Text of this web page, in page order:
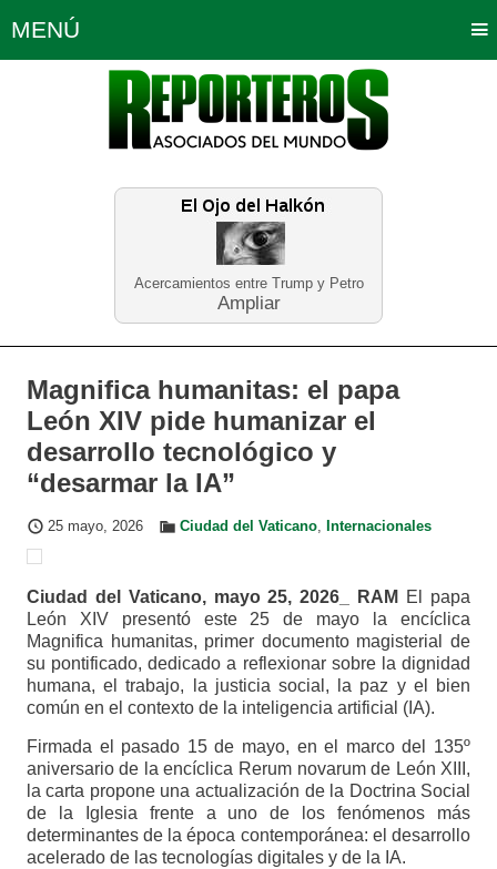
Acercamientos entre Trump y Petro
Ampliar
MENÚ
Política Opinión Bogotá
Planeta Tierra Deportes
Educación Neira
Magnifica humanitas: el papa
León XIV pide humanizar el
desarrollo tecnológico y
“desarmar la IA”
25 mayo, 2026 Ciudad del Vaticano, Internacionales
Ciudad del Vaticano, mayo 25, 2026_ RAM
El papa
León XIV presentó este 25 de mayo la encíclica
Magnifica humanitas, primer documento magisterial de
su pontificado, dedicado a reflexionar sobre la dignidad
humana, el trabajo, la justicia social, la paz y el bien
común en el contexto de la inteligencia artificial (IA).
Firmada el pasado 15 de mayo, en el marco del 135º
aniversario de la encíclica Rerum novarum de León XIII,
la carta propone una actualización de la Doctrina Social
de la Iglesia frente a uno de los fenómenos más
determinantes de la época contemporánea: el desarrollo
acelerado de las tecnologías digitales y de la IA.